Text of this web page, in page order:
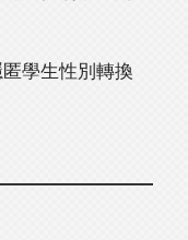
學生性別轉換